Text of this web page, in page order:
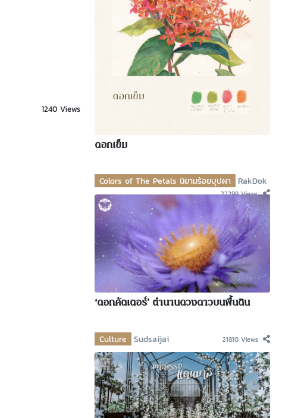
1240 Views
ดอกเข็ม
Colors of The Petals นิยามร้อยบุปผา RakDok
22299 Views
‘ดอกคัตเตอร์’ ตำนานดวงดาวบนพื้นดิน
Culture Sudsaijai 21810 Views